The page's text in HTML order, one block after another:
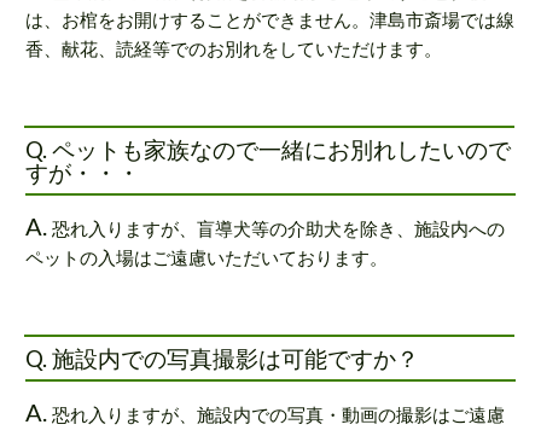
は、お棺をお開けすることができません。津島市斎場では線
香、献花、読経等でのお別れをしていただけます。
Q. ペットも家族なので一緒にお別れしたいので
すが・・・
A.恐れ入りますが、盲導犬等の介助犬を除き、施設内への
ペットの入場はご遠慮いただいております。
Q. 施設内での写真撮影は可能ですか？
A.恐れ入りますが、施設内での写真・動画の撮影はご遠慮